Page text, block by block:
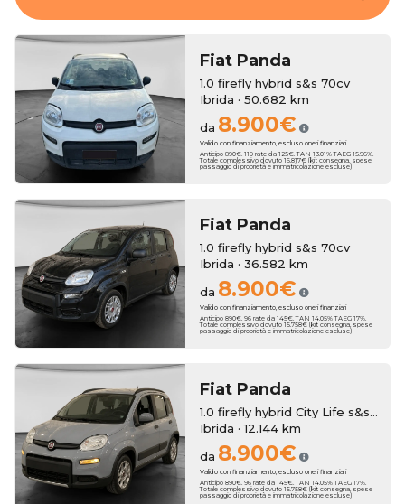
Fiat Panda
1.0 firefly hybrid s&s 70cv
Ibrida · 50.682 km
da 8.900€
Valido con finanziamento, escluso oneri finanziari
Anticipo 890€. 119 rate da 125€. TAN 13.01% TAEG 15.96%.
Totale complessivo dovuto 16.817€ (kit consegna, spese
passaggio di proprietà e immatricolazione escluse)
Fiat Panda
1.0 firefly hybrid s&s 70cv
Ibrida · 36.582 km
da 8.900€
Valido con finanziamento, escluso oneri finanziari
Anticipo 890€. 96 rate da 145€. TAN 14.05% TAEG 17%.
Totale complessivo dovuto 15.758€ (kit consegna, spese
passaggio di proprietà e immatricolazione escluse)
Fiat Panda
1.0 firefly hybrid City Life s&s 70cv
Ibrida · 12.144 km
da 8.900€
Valido con finanziamento, escluso oneri finanziari
Anticipo 890€. 96 rate da 145€. TAN 14.05% TAEG 17%.
Totale complessivo dovuto 15.758€ (kit consegna, spese
passaggio di proprietà e immatricolazione escluse)